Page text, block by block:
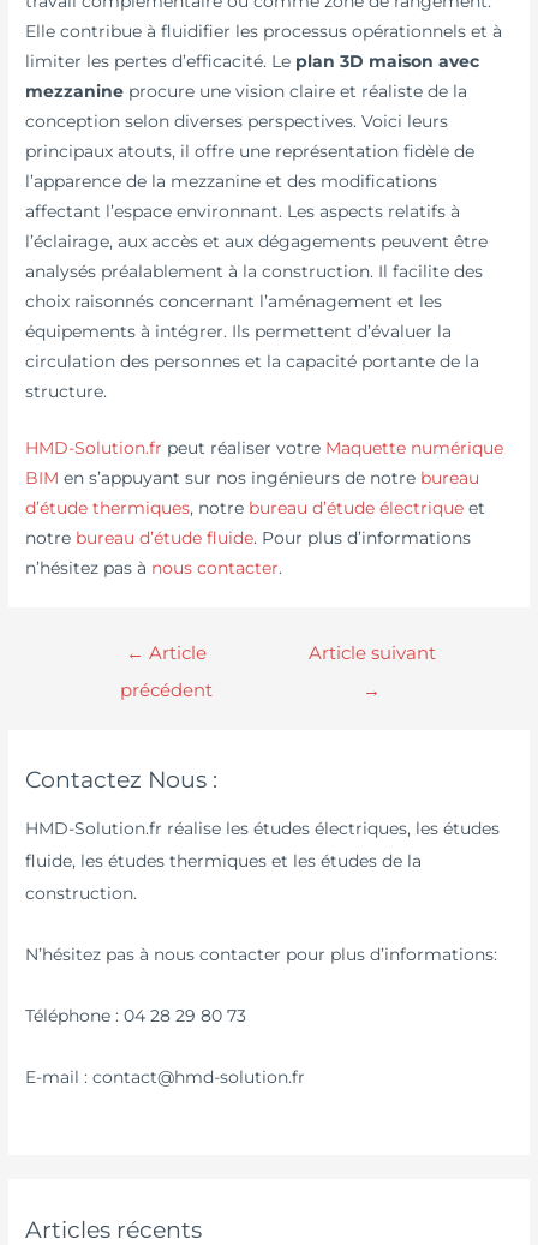
Elle contribue à fluidifier les processus opérationnels et à
limiter les pertes d’efficacité. Le plan 3D maison avec
mezzanine procure une vision claire et réaliste de la
conception selon diverses perspectives. Voici leurs
principaux atouts, il offre une représentation fidèle de
l’apparence de la mezzanine et des modifications
affectant l’espace environnant. Les aspects relatifs à
l’éclairage, aux accès et aux dégagements peuvent être
analysés préalablement à la construction. Il facilite des
choix raisonnés concernant l’aménagement et les
équipements à intégrer. Ils permettent d’évaluer la
circulation des personnes et la capacité portante de la
structure.
HMD-Solution.fr peut réaliser votre Maquette numérique
BIM en s’appuyant sur nos ingénieurs de notre bureau
d’étude thermiques, notre bureau d’étude électrique et
notre bureau d’étude fluide. Pour plus d’informations
n’hésitez pas à nous contacter.
← Article
précédent
Article suivant
→
Contactez Nous :
HMD-Solution.fr réalise les études électriques, les études
fluide, les études thermiques et les études de la
construction.
N’hésitez pas à nous contacter pour plus d’informations:
Téléphone : 04 28 29 80 73
E-mail : contact@hmd-solution.fr
Articles récents